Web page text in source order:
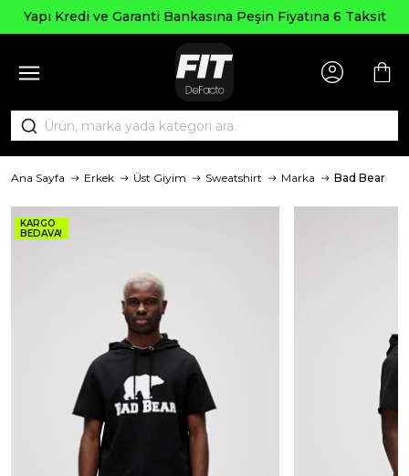
Yapı Kredi ve Garanti Bankasına Peşin Fiyatına 6 Taksit
Ana Sayfa Erkek Üst Giyim Sweatshirt Marka Bad Bear
KARGO
BEDAVA!